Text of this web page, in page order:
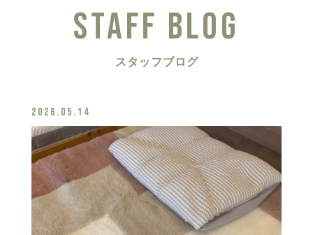
STAFF BLOG
スタッフブログ
2026.05.14